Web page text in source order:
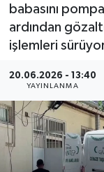
babasını
ardından
işlemleri
20.06.2026 - 13:40
YAYINLANMA
Resmi İlan
Siyaset
Spor
Türkiye
Yaşam
Son Dakika
Haber Arşivi